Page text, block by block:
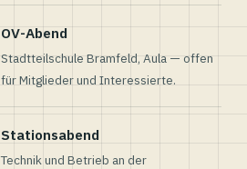
OV-Abend
Stadtteilschule Bramfeld, Aula — offen
für Mitglieder und Interessierte.
Stationsabend
Technik und Betrieb an der